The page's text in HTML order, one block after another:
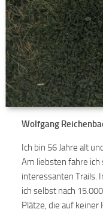
Wolfgang
Ich bin 56 Jahre alt
Am liebsten fahre
interessanten Trails.
ich selbst nach
Plätze, die auf keiner